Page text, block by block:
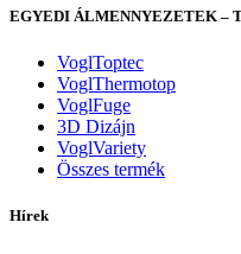
EGYEDI ÁLMENNYEZETEK –
VoglToptec
VoglThermotop
VoglFuge
3D Dizájn
VoglVariety
Összes termék
Hírek